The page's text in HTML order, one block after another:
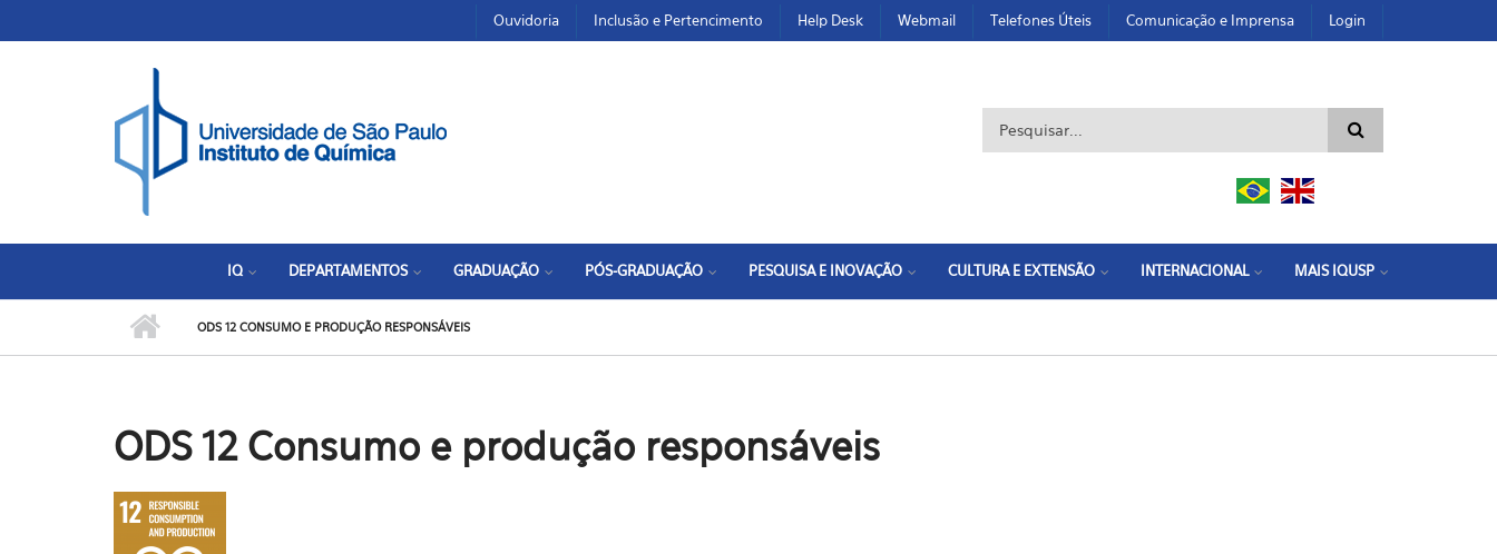
Ouvidoria Inclusão e Pertencimento Help Desk Webmail Telefones Úteis Comunicação e Imprensa Login
Formulário de busca
IQ DEPARTAMENTOS GRADUAÇÃO PÓS-GRADUAÇÃO PESQUISA E INOVAÇÃO CULTURA E EXTENSÃO INTERNACIONAL MAIS IQUSP
ODS 12 CONSUMO E PRODUÇÃO RESPONSÁVEIS
ODS 12 Consumo e produção responsáveis